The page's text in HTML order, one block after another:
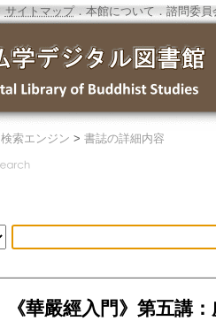
サイトマップ．本館について ． 諮問委員
検索エンジン > 書誌の詳細内容
《華嚴經入門》第五講